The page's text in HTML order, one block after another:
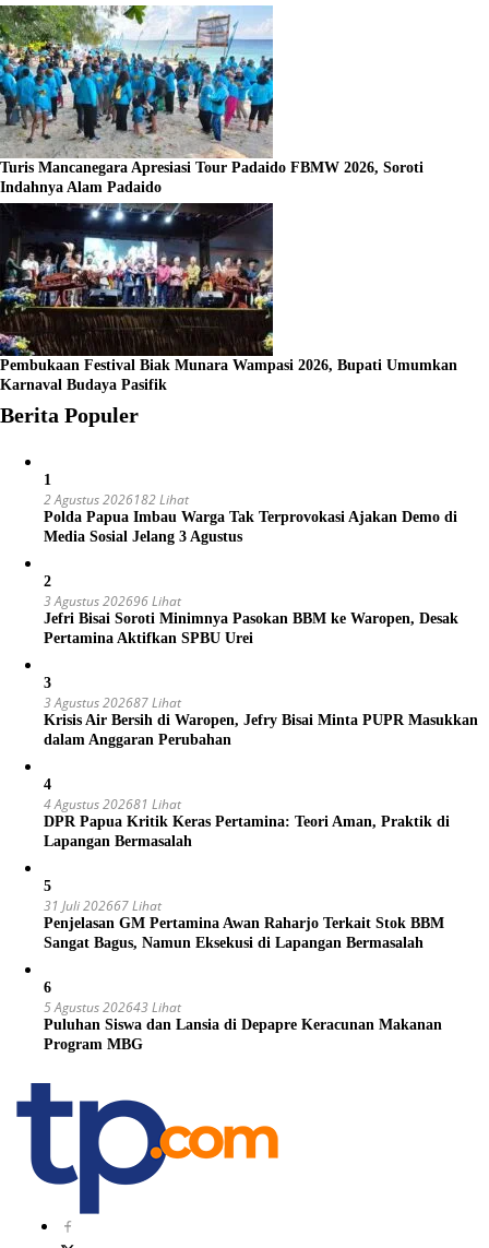
Turis Mancanegara Apresiasi Tour Padaido FBMW 2026, Soroti
Indahnya Alam Padaido
Pembukaan Festival Biak Munara Wampasi 2026, Bupati Umumkan
Karnaval Budaya Pasifik
Berita Populer
1
2 Agustus 2026182 Lihat
Polda Papua Imbau Warga Tak Terprovokasi Ajakan Demo di
Media Sosial Jelang 3 Agustus
2
3 Agustus 202696 Lihat
Jefri Bisai Soroti Minimnya Pasokan BBM ke Waropen, Desak
Pertamina Aktifkan SPBU Urei
3
3 Agustus 202687 Lihat
Krisis Air Bersih di Waropen, Jefry Bisai Minta PUPR Masukkan
dalam Anggaran Perubahan
4
4 Agustus 202681 Lihat
DPR Papua Kritik Keras Pertamina: Teori Aman, Praktik di
Lapangan Bermasalah
5
31 Juli 202667 Lihat
Penjelasan GM Pertamina Awan Raharjo Terkait Stok BBM
Sangat Bagus, Namun Eksekusi di Lapangan Bermasalah
6
5 Agustus 202643 Lihat
Puluhan Siswa dan Lansia di Depapre Keracunan Makanan
Program MBG